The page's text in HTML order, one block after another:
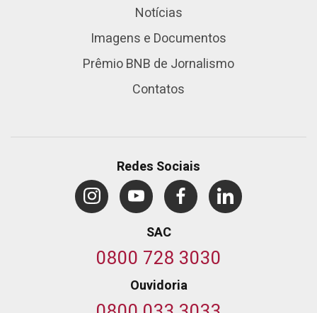
Notícias
Imagens e Documentos
Prêmio BNB de Jornalismo
Contatos
Redes Sociais
SAC
0800 728 3030
Ouvidoria